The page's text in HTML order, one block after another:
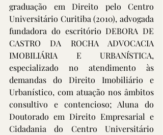
graduação em Direito pelo Centro
Universitário Curitiba (2010), advogada
fundadora do escritório DEBORA DE
CASTRO DA ROCHA ADVOCACIA
IMOBILIÁRIA E URBANÍSTICA,
especializado no atendimento às
demandas do Direito Imobiliário e
Urbanístico, com atuação nos âmbitos
consultivo e contencioso; Aluna do
Doutorado em Direito Empresarial e
Cidadania do Centro Universitário